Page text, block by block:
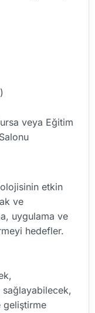
veya Eğitim
etkin
ve
uygulama ve
hedefler.
geliştirme